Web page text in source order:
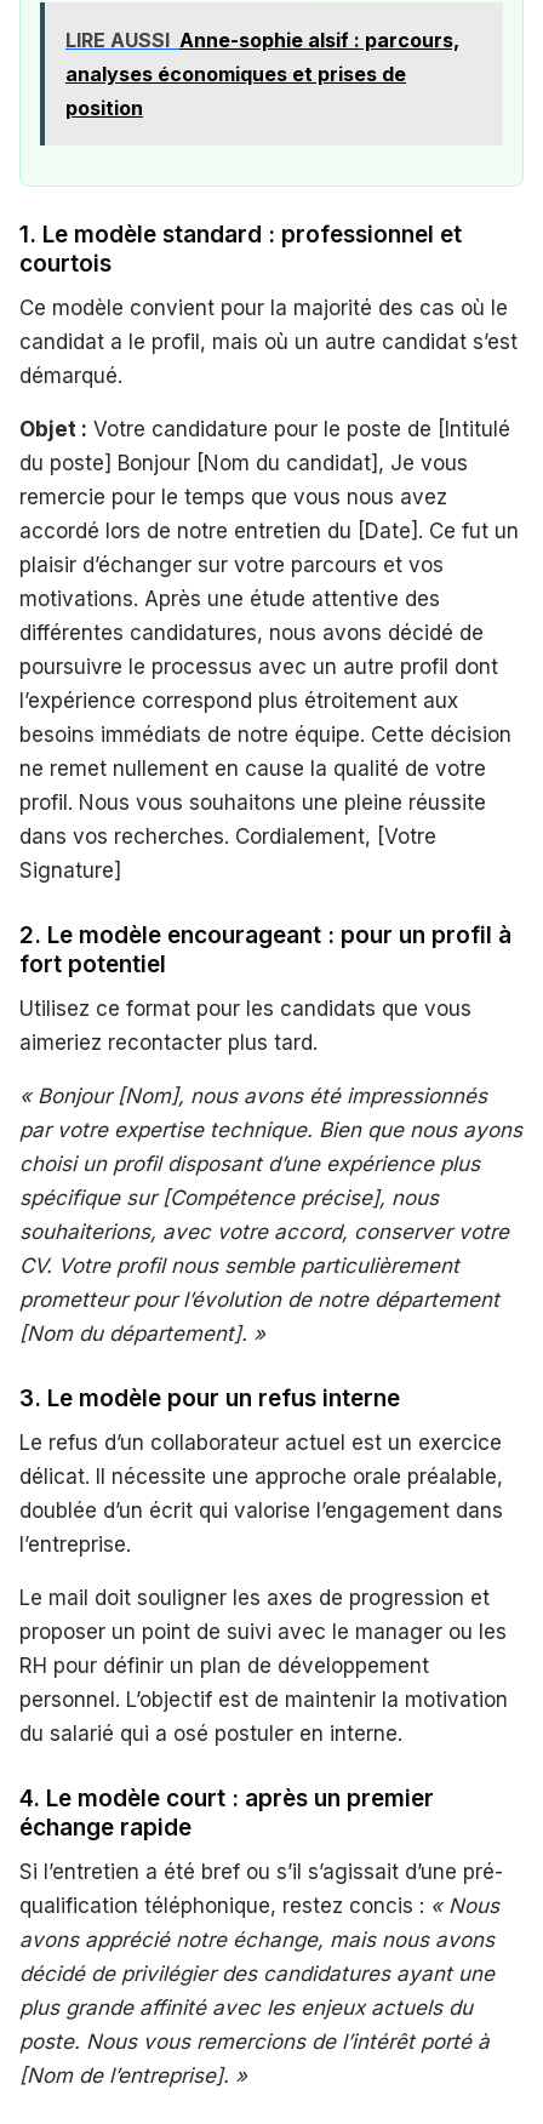
LIRE AUSSI Anne-sophie alsif : parcours,
analyses économiques et prises de
position
1. Le modèle standard : professionnel et
courtois
Ce modèle convient pour la majorité des cas où le
candidat a le profil, mais où un autre candidat s’est
démarqué.
Objet : Votre candidature pour le poste de [Intitulé
du poste] Bonjour [Nom du candidat], Je vous
remercie pour le temps que vous nous avez
accordé lors de notre entretien du [Date]. Ce fut un
plaisir d’échanger sur votre parcours et vos
motivations. Après une étude attentive des
différentes candidatures, nous avons décidé de
poursuivre le processus avec un autre profil dont
l’expérience correspond plus étroitement aux
besoins immédiats de notre équipe. Cette décision
ne remet nullement en cause la qualité de votre
profil. Nous vous souhaitons une pleine réussite
dans vos recherches. Cordialement, [Votre
Signature]
2. Le modèle encourageant : pour un profil à
fort potentiel
Utilisez ce format pour les candidats que vous
aimeriez recontacter plus tard.
« Bonjour [Nom], nous avons été impressionnés
par votre expertise technique. Bien que nous ayons
choisi un profil disposant d’une expérience plus
spécifique sur [Compétence précise], nous
souhaiterions, avec votre accord, conserver votre
CV. Votre profil nous semble particulièrement
prometteur pour l’évolution de notre département
[Nom du département]. »
3. Le modèle pour un refus interne
Le refus d’un collaborateur actuel est un exercice
délicat. Il nécessite une approche orale préalable,
doublée d’un écrit qui valorise l’engagement dans
l’entreprise.
Le mail doit souligner les axes de progression et
proposer un point de suivi avec le manager ou les
RH pour définir un plan de développement
personnel. L’objectif est de maintenir la motivation
du salarié qui a osé postuler en interne.
4. Le modèle court : après un premier
échange rapide
Si l’entretien a été bref ou s’il s’agissait d’une pré-
qualification téléphonique, restez concis : « Nous
avons apprécié notre échange, mais nous avons
décidé de privilégier des candidatures ayant une
plus grande affinité avec les enjeux actuels du
poste. Nous vous remercions de l’intérêt porté à
[Nom de l’entreprise]. »